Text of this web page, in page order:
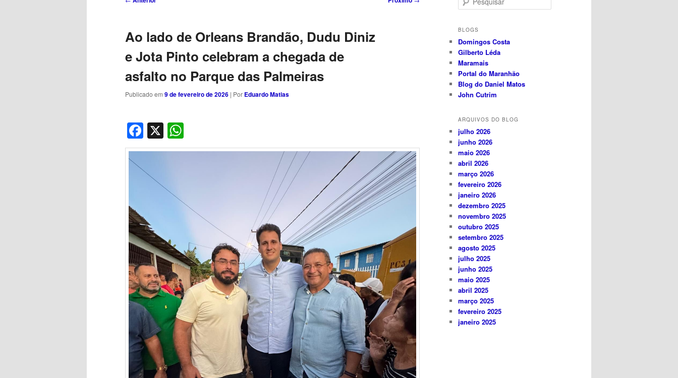
Ao lado de Orleans Brandão, Dudu Diniz
e Jota Pinto celebram a chegada de
asfalto no Parque das Palmeiras
Publicado em 9 de fevereiro de 2026 | Por Eduardo Matias
Facebook
X
e
q
i
s
a
r
BLOGS
Domingos Costa
Gilberto Léda
Maramais
Portal do Maranhão
Blog do Daniel Matos
John Cutrim
ARQUIVOS DO BLOG
julho 2026
junho 2026
maio 2026
abril 2026
março 2026
fevereiro 2026
janeiro 2026
dezembro 2025
novembro 2025
outubro 2025
setembro 2025
agosto 2025
julho 2025
junho 2025
maio 2025
abril 2025
março 2025
fevereiro 2025
janeiro 2025